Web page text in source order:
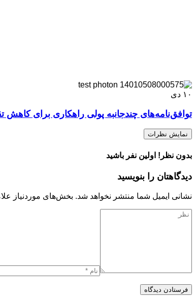
۱۰ دی
توافق‌نامه‌های چندجانبه پولی راهکاری برای
نمایش نظرات
بدون نظر! اولین نفر باشید
دیدگاهتان را بنویسید
نشانی ایمیل شما منتشر نخواهد شد. بخش‌های موردنیاز